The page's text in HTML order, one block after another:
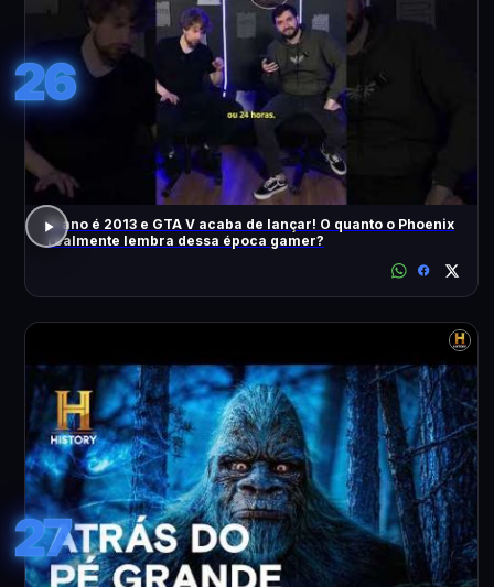
26
O ano é 2013 e GTA V acaba de lançar! O quanto o Phoenix
realmente lembra dessa época gamer?
27